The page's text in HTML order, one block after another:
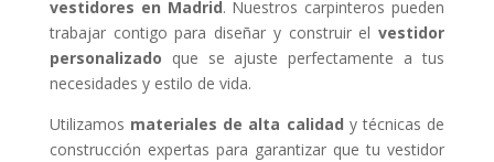
vestidores en Madrid. Nuestros carpinteros pueden
trabajar contigo para diseñar y construir elvestidor
personalizado que se ajuste perfectamente a tus
necesidades y estilo de vida.
Utilizamos materiales de alta calidad y técnicas de
construcción expertas para garantizar que tu vestidor